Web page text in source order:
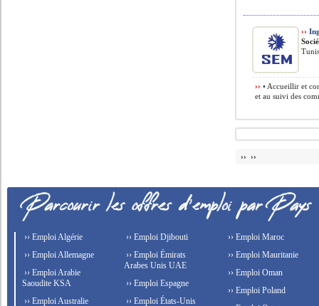
››
›› • Accueillir et
et au suivi des
›› ››
›› Emploi Algérie
›› Emploi Allemagne
›› Emploi Arabie
Saoudite KSA
›› Emploi Australie
›› Emploi Djibouti
›› Emploi Émirats
Arabes Unis UAE
›› Emploi Espagne
›› Emploi États-Unis
›› Emploi Maroc
›› Emploi Mauritanie
›› Emploi Oman
›› Emploi Poland